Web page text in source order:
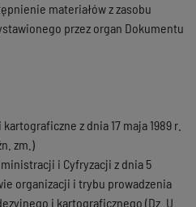
materiałów z zasobu
przez organ Dokumentu
z dnia 17 maja 1989 r.
zm.)
i Cyfryzacji z dnia 5
organizacji i trybu prowadzenia
i kartograficznego (Dz. U.